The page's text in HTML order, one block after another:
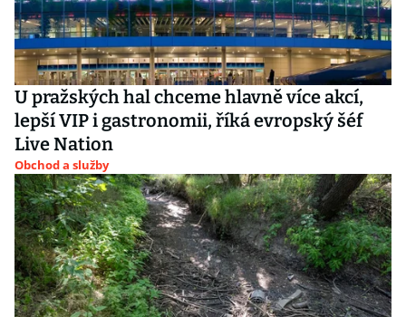
U pražských hal chceme hlavně více akcí,
lepší VIP i gastronomii, říká evropský šéf
Live Nation
Obchod a služby